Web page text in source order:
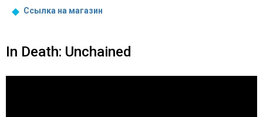
Ссылка на магазин
In Death: Unchained